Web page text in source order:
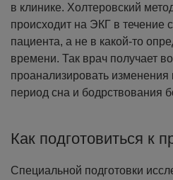
в клинике. Холтеровский
происходит на ЭКГ в течение
пациента, а не в какой-то
времени. Так врач получает
проанализировать изменения
период сна и бодрствования
Как подготовиться к
Специальной подготовки